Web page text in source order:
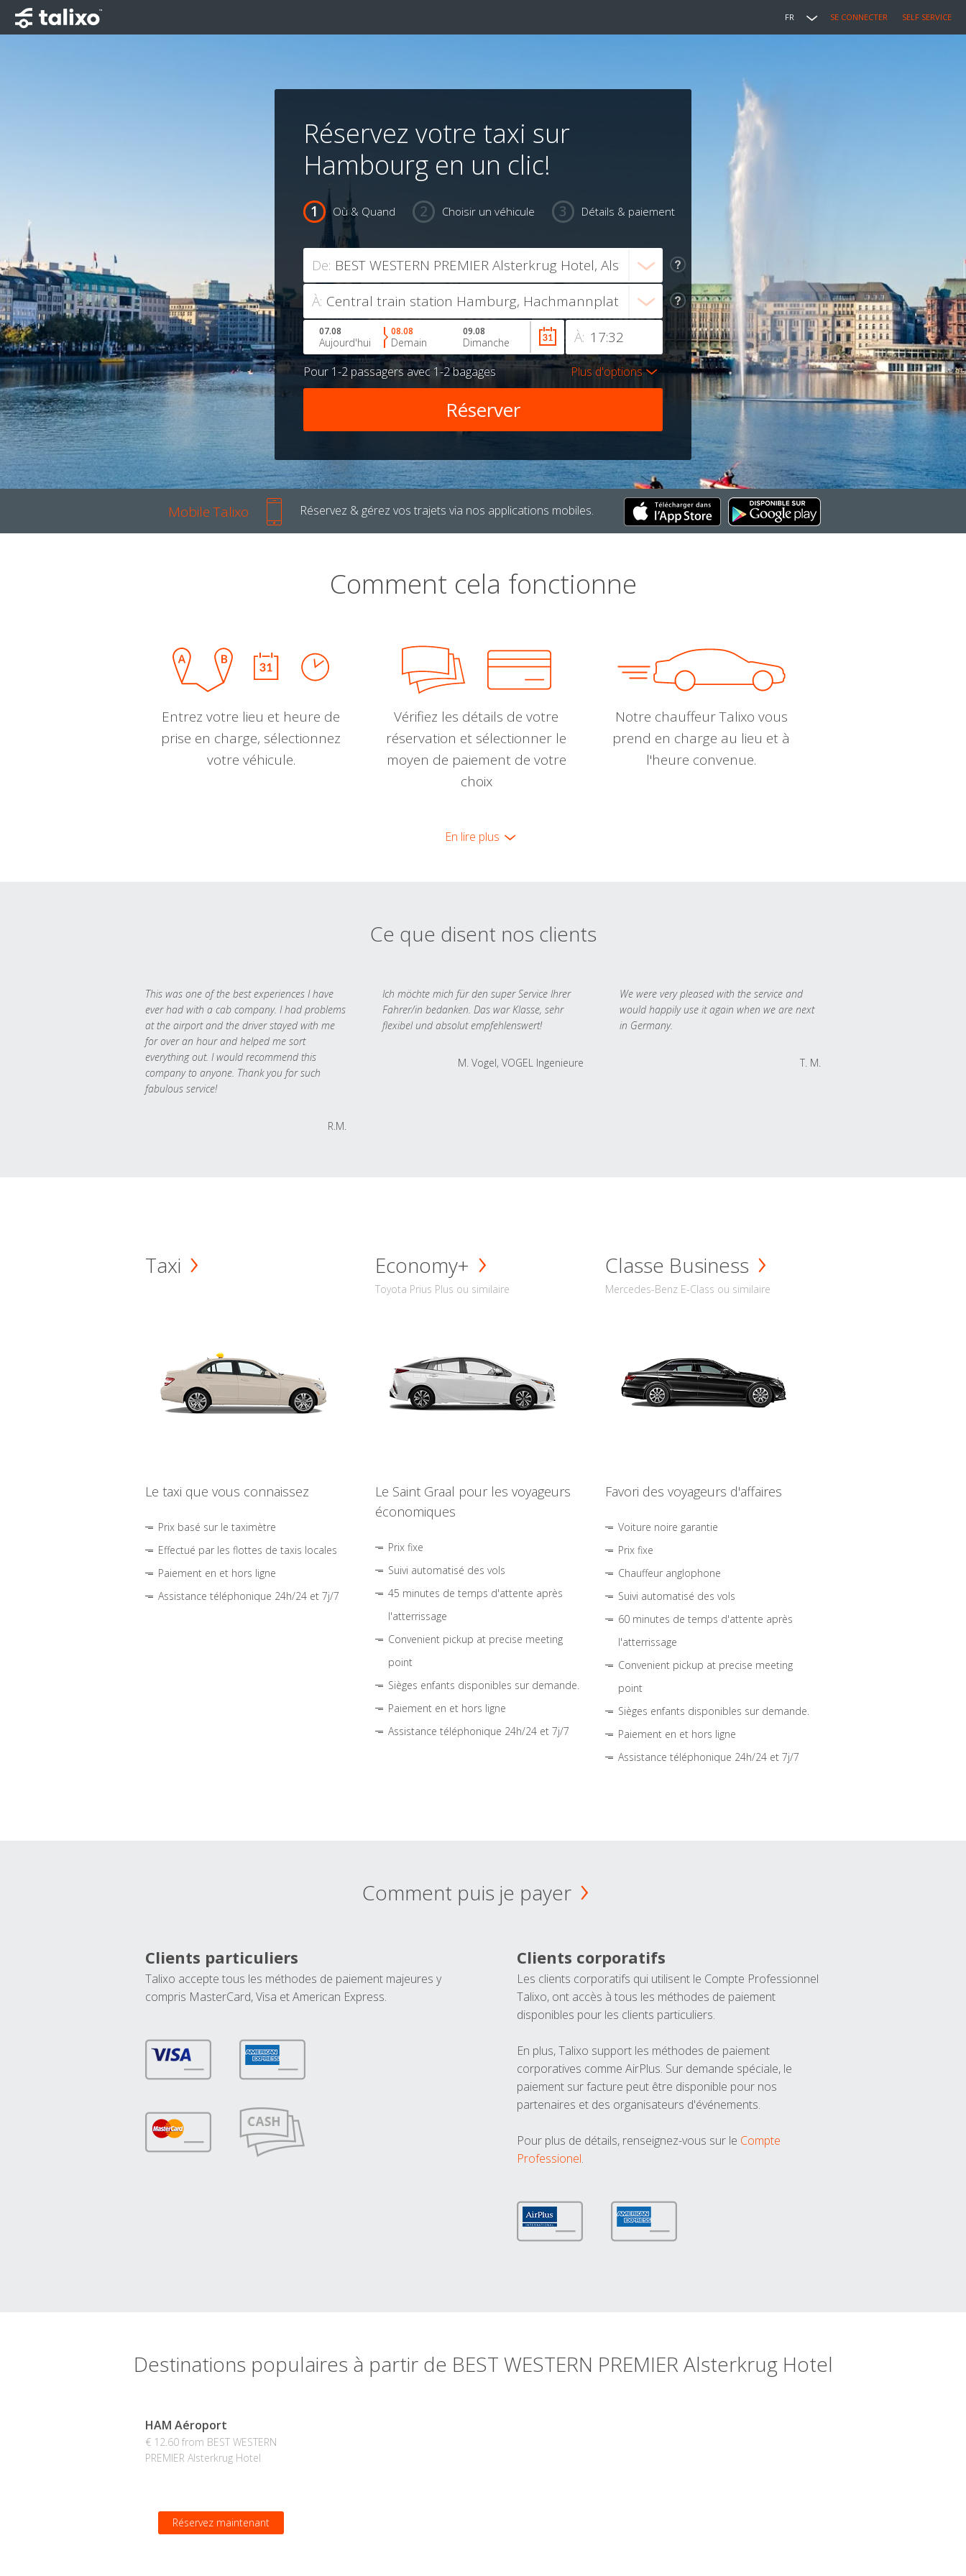
FR SE CONNECTER SELF SERVICE
Réservez votre taxi sur
Hambourg en un clic!
Où & Quand Choisir un véhicule Détails & paiement
De:
À:
À:
07.08
Aujourd'hui
08.08
Demain
09.08
Dimanche
Pour 1-2 passagersavec1-2 bagages Plus d'options
Mobile Talixo Réservez & gérez vos trajets via nos applications mobiles.
Comment cela fonctionne
Entrez votre lieu et heure de
prise en charge, sélectionnez
votre véhicule.
Vérifiez les détails de votre
réservation et sélectionner le
moyen de paiement de votre
choix
Notre chauffeur Talixo vous
prend en charge au lieu et à
l'heure convenue.
En lire plus
Ce que disent nos clients
This was one of the best experiences I have
ever had with a cab company. I had problems
at the airport and the driver stayed with me
for over an hour and helped me sort
everything out. I would recommend this
company to anyone. Thank you for such
fabulous service!
R.M.
Ich möchte mich für den super Service Ihrer
Fahrer/in bedanken. Das war Klasse, sehr
flexibel und absolut empfehlenswert!
M. Vogel, VOGEL Ingenieure
We were very pleased with the service and
would happily use it again when we are next
in Germany.
T. M.
Taxi
Le taxi que vous connaissez
Prix basé sur le taximètre
Effectué par les flottes de taxis locales
Paiement en et hors ligne
Assistance téléphonique 24h/24 et 7j/7
Economy+
Toyota Prius Plus ou similaire
Le Saint Graal pour les voyageurs
économiques
Prix fixe
Suivi automatisé des vols
45 minutes de temps d'attente après
l'atterrissage
Convenient pickup at precise meeting
point
Sièges enfants disponibles sur demande.
Paiement en et hors ligne
Assistance téléphonique 24h/24 et 7j/7
Classe Business
Mercedes-Benz E-Class ou similaire
Favori des voyageurs d'affaires
Voiture noire garantie
Prix fixe
Chauffeur anglophone
Suivi automatisé des vols
60 minutes de temps d'attente après
l'atterrissage
Convenient pickup at precise meeting
point
Sièges enfants disponibles sur demande.
Paiement en et hors ligne
Assistance téléphonique 24h/24 et 7j/7
Comment puis je payer
Clients particuliers
Talixo accepte tous les méthodes de paiement majeures y
compris MasterCard, Visa et American Express.
Clients corporatifs
Les clients corporatifs qui utilisent le Compte Professionnel
Talixo, ont accès à tous les méthodes de paiement
disponibles pour les clients particuliers.
En plus, Talixo support les méthodes de paiement
corporatives comme AirPlus. Sur demande spéciale, le
paiement sur facture peut être disponible pour nos
partenaires et des organisateurs d'événements.
Pour plus de détails, renseignez-vous sur le Compte
Professionel.
Destinations populaires à partir de BEST WESTERN PREMIER Alsterkrug Hotel
HAM Aéroport
€ 12.60 from BEST WESTERN
PREMIER Alsterkrug Hotel
Réservez maintenant